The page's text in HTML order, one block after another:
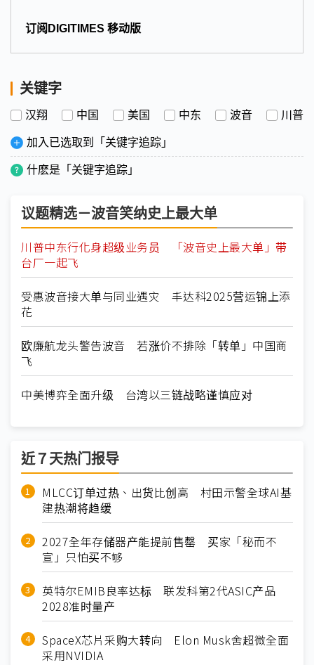
订阅DIGITIMES 移动版
关键字
汉翔 中国 美国 中东 波音 川普
加入已选取到「关键字追踪」
什麽是「关键字追踪」
议题精选－波音笑纳史上最大单
川普中东行化身超级业务员 「波音史上最大单」带
台厂一起飞
受惠波音接大单与同业遇灾 丰达科2025营运锦上添
花
欧廉航龙头警告波音 若涨价不排除「转单」中国商
飞
中美博弈全面升级 台湾以三链战略谨慎应对
近７天热门报导
MLCC订单过热、出货比创高 村田示警全球AI基
建热潮将趋缓
2027全年存储器产能提前售罄 买家「秘而不
宣」只怕买不够
英特尔EMIB良率达标 联发科第2代ASIC产品
2028准时量产
SpaceX芯片采购大转向 Elon Musk舍超微全面
采用NVIDIA